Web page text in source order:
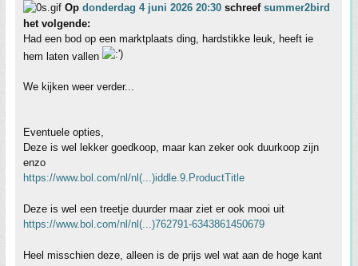
Op donderdag 4 juni 2026 20:30 schreef summer2bird
het volgende:
Had een bod op een marktplaats ding, hardstikke leuk, heeft ie
hem laten vallen
We kijken weer verder...
Eventuele opties,
Deze is wel lekker goedkoop, maar kan zeker ook duurkoop zijn
enzo
https://www.bol.com/nl/nl(...)iddle.9.ProductTitle
Deze is wel een treetje duurder maar ziet er ook mooi uit
https://www.bol.com/nl/nl(...)762791-6343861450679
Heel misschien deze, alleen is de prijs wel wat aan de hoge kant